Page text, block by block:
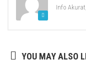
Info
YOU MAY ALSO